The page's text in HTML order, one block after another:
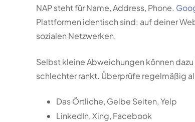
NAP steht für Name, Address, Phone.
Plattformen identisch sind: auf deiner
sozialen Netzwerken.
Selbst kleine Abweichungen können
schlechter rankt. Überprüfe regelmäßig
Das Örtliche, Gelbe Seiten, Yelp
LinkedIn, Xing, Facebook